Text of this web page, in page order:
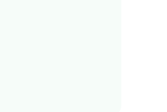
进展而升高。他莫昔芬诱导的
低，而其他组织无明显变化，
醇略有降低外）。